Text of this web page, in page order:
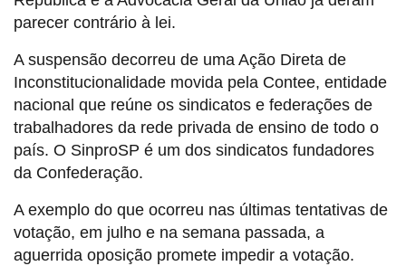
parecer contrário à lei.
A suspensão decorreu de uma Ação Direta de
Inconstitucionalidade movida pela Contee, entidade
nacional que reúne os sindicatos e federações de
trabalhadores da rede privada de ensino de todo o
país. O SinproSP é um dos sindicatos fundadores
da Confederação.
A exemplo do que ocorreu nas últimas tentativas de
votação, em julho e na semana passada, a
aguerrida oposição promete impedir a votação.